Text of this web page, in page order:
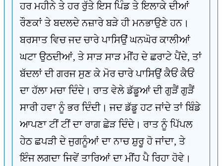
ਹਰ ਮਹੀਨੇ ਤੇ ਹਰ ਰੁੱਤੇ ਇਸ ਪਿੰਡ ਤੇ ਇਲਾਕੇ ਦੀਆਂ
ਰੌਣਕਾਂ ਤੇ ਬਦਲਦੇ ਨਜ਼ਾਰੇ ਬੜੇ ਹੀ ਮਨਭਾਉਣੇ ਹਨ।
ਬਰਸਾਤ ਵਿਚ ਜਦ ਚਾਰੇ ਪਾਸਿਉਂ ਘਨਘੋਰ ਕਾਲੀਆਂ
ਘਟਾ ਉਠਦੀਆਂ, ਤੇ ਸਾੜ ਸਾੜ ਮੀਂਹ ਦੇ ਛਰਾਟੇ ਪੈਂਦੇ, ਤਾਂ
ਬੱਦਲਾਂ ਦੀ ਗਰਜ ਸੁਣ ਕੇ ਮੋਰ ਚਾਰੇ ਪਾਸਿਉਂ ਕੈਓਂ ਕੈਓਂ
ਦਾ ਹੱਲਾ ਮਚਾ ਦਿੰਦੇ। ਰਾਤ ਵੇਲੇ ਡੱਡੂਆਂ ਦੀ ਗੁੜੈਂ ਗੁੜੈਂ
ਸਾਰੀ ਹਵਾ ਨੂੰ ਭਰ ਦਿੰਦੀ। ਜਦ ਡੱਡੂ ਹਟ ਜਾਂਦੇ ਤਾਂ ਬਿੰਡੇ
ਆਪਣਾ ਟੀਂ ਟੀਂ ਦਾ ਰਾਗ ਛੇੜ ਦਿੰਦੇ। ਰਾਤ ਨੂੰ ਪਿੱਪਲ
ਹੇਠ ਛਪੜੀ ਦੇ ਜੁਗਨੂੰਆਂ ਦਾ ਨਾਚ ਸ਼ੁਰੂ ਹੋ ਜਾਂਦਾ, ਤੇ
ਇੰਜ ਲਗਦਾ ਜਿਵੇਂ ਤਾਰਿਆਂ ਦਾ ਮੀਂਹ ਪੈ ਰਿਹਾ ਹੋਵੇ।